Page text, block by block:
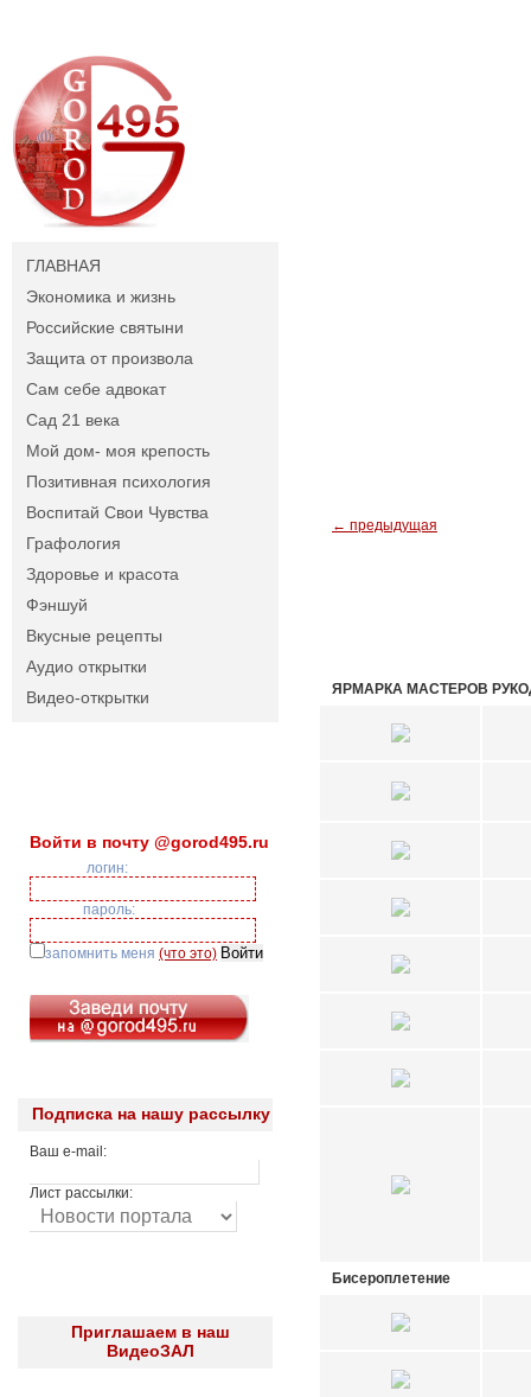
ГЛАВНАЯ
Экономика и жизнь
Российские святыни
Защита от произвола
Сам себе адвокат
Сад 21 века
Мой дом- моя крепость
Позитивная психология
Воспитай Свои Чувства
Графология
Здоровье и красота
Фэншуй
Вкусные рецепты
Аудио открытки
Видео-открытки
Войти в почту @gorod495.ru
логин:
пароль:
запомнить меня (что это)
Подписка на нашу рассылку
Ваш e-mail:
Лист рассылки:
Приглашаем в наш
ВидеоЗАЛ
← предыдущая
ЯРМАРКА МАСТЕРОВ
Бисероплетение